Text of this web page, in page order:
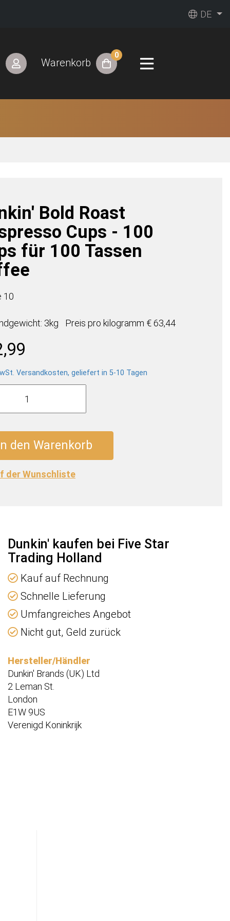
DE
Warenkorb
0
Bold Roast
Cups - 100
für 100 Tassen
10
3kg Preis pro kilogramm € 63,44
Versandkosten, geliefert in 5-10 Tagen
den Warenkorb
der Wunschliste
Dunkin' kaufen bei Five Star
Trading Holland
Kauf auf Rechnung
Schnelle Lieferung
Umfangreiches Angebot
Nicht gut, Geld zurück
Hersteller/Händler
Dunkin' Brands (UK) Ltd
2 Leman St.
London
E1W 9US
Verenigd Koninkrijk